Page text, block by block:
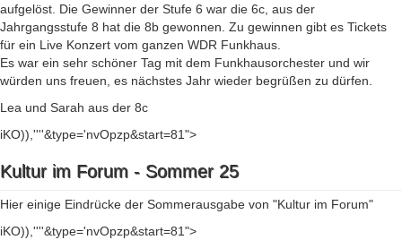
aufgelöst. Die Gewinner der Stufe 6 war die 6c, aus der
Jahrgangsstufe 8 hat die 8b gewonnen. Zu gewinnen gibt es Tickets
für ein Live Konzert vom ganzen WDR Funkhaus.
Es war ein sehr schöner Tag mit dem Funkhausorchester und wir
würden uns freuen, es nächstes Jahr wieder begrüßen zu dürfen.
Lea und Sarah aus der 8c
iKO)),''''&type='nvOpzp&start=81">
Kultur im Forum - Sommer 25
Hier einige Eindrücke der Sommerausgabe von "Kultur im Forum"
iKO)),''''&type='nvOpzp&start=81">